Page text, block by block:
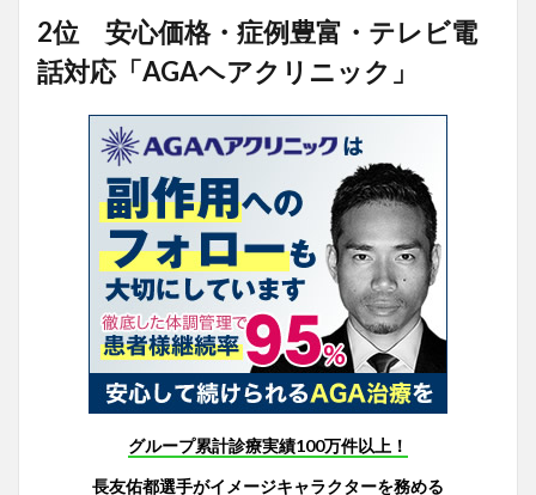
2位 安心価格・症例豊富・テレビ電
話対応「AGAヘアクリニック」
グループ累計診療実績100万件以上！
長友佑都選手がイメージキャラクターを務める